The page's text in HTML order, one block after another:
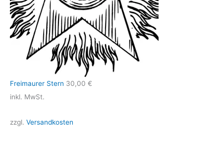
Freimaurer Stern 30,00 €
inkl. MwSt.
zzgl. Versandkosten